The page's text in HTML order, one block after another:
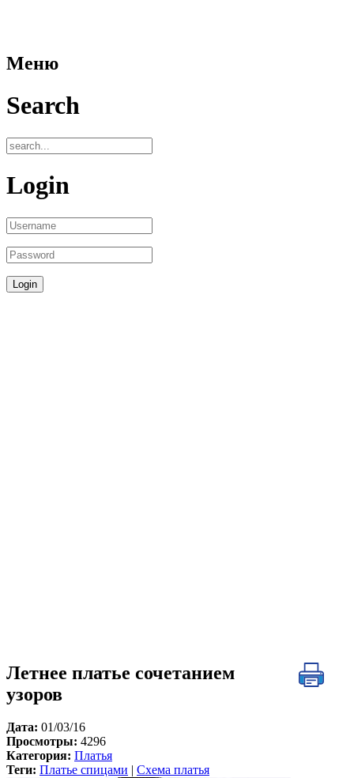
Меню
Search
Login
Летнее платье сочетанием
узоров
Дата: 01/03/16
Просмотры: 4296
Категория: Платья
Теги: Платье спицами Схема платья